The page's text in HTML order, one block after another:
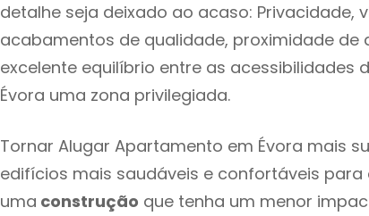
detalhe seja deixado ao acaso: Privacidade,
acabamentos de qualidade, proximidade de
excelente equilíbrio entre as acessibilidades
Évora uma zona privilegiada.
Tornar Alugar Apartamento em Évora mais
edifícios mais saudáveis e confortáveis para
uma construção que tenha um menor